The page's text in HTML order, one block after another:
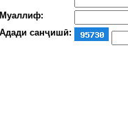
Муаллиф:
Адади санҷишӣ: